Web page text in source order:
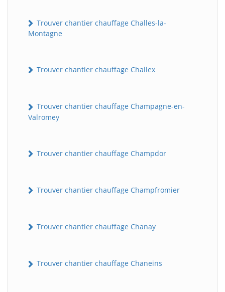
Trouver chantier chauffage Challes-la-
Montagne
Trouver chantier chauffage Challex
Trouver chantier chauffage Champagne-en-
Valromey
Trouver chantier chauffage Champdor
Trouver chantier chauffage Champfromier
Trouver chantier chauffage Chanay
Trouver chantier chauffage Chaneins